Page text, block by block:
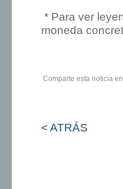
* Para ver
moneda
Comparte esta noticia
< ATRÁS